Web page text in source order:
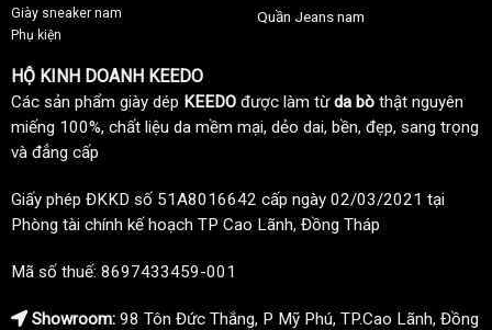
Giày sneaker nam
Phụ kiện
Quần Jeans nam
HỘ KINH DOANH KEEDO
Các sản phẩm giày dép KEEDO được làm từda bò thật nguyên
miếng 100%, chất liệu da mềm mại, dẻo dai, bền, đẹp, sang trọng
và đẳng cấp
Giấy phép ĐKKD số 51A8016642 cấp ngày 02/03/2021 tại
Phòng tài chính kế hoạch TP Cao Lãnh, Đồng Tháp
Mã số thuế: 8697433459-001
Showroom: 98 Tôn Đức Thắng, P Mỹ Phú, TP.Cao Lãnh, Đồng